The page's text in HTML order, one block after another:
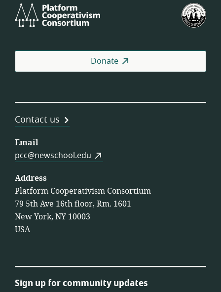
Cooperativism
Donate
Contact us
Email
pcc@newschool.edu
Address
Platform Cooperativism Consortium
79 5th Ave 16th floor, Rm. 1601
New York, NY 10003
USA
Sign up for community updates